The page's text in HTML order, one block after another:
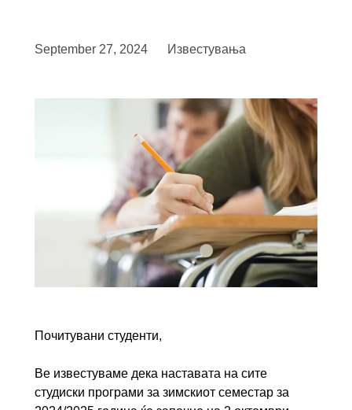
September 27, 2024 Известувања
Почитувани студенти,
Ве известуваме дека наставата на сите
студиски програми за зимскиот семестар за